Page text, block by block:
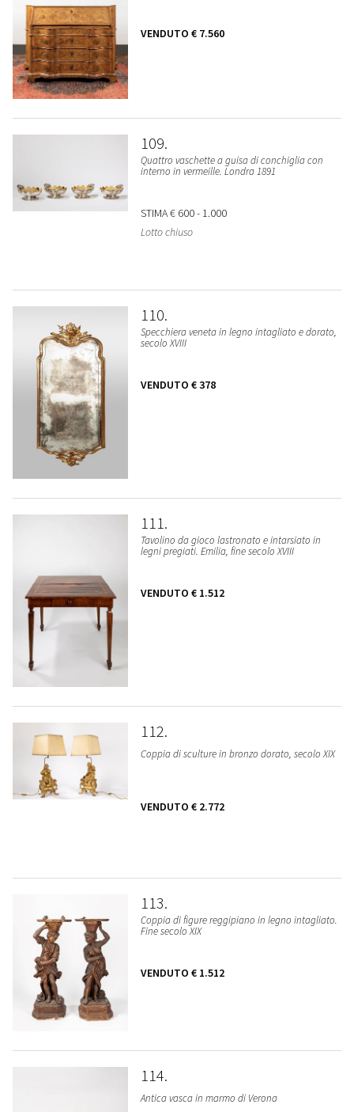
VENDUTO € 7.560
109
Quattro vaschette a guisa di conchiglia con
interno in vermeille. Londra 1891
STIMA€ 600 - 1.000
Lotto chiuso
110
Specchiera veneta in legno intagliato e dorato,
secolo XVIII
VENDUTO € 378
111
Tavolino da gioco lastronato e intarsiato in
legni pregiati. Emilia, fine secolo XVIII
VENDUTO € 1.512
112
Coppia di sculture in bronzo dorato, secolo XIX
VENDUTO € 2.772
113
Coppia di figure reggipiano in legno intagliato.
Fine secolo XIX
VENDUTO € 1.512
114
Antica vasca in marmo di Verona